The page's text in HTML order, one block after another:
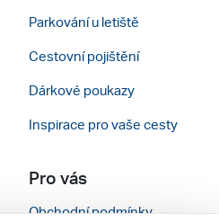
Parkování u letiště
Cestovní pojištění
Dárkové poukazy
Inspirace pro vaše cesty
Pro vás
Obchodní podmínky